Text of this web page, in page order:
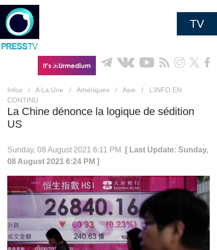
TV
Infos / A La Une / Amériques / Asie /
L’INFO EN
CONTINU
La Chine dénonce la logique de sédition
US
Sunday, 08 August 2021 6:11 PM
[ Last Update: Sunday,
08 August 2021 6:24 PM ]